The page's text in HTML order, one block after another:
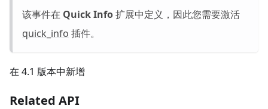
该事件在 Quick Info扩展中定义，因此您需要激活
quick_info 插件。
在 4.1 版本中新增
Related API